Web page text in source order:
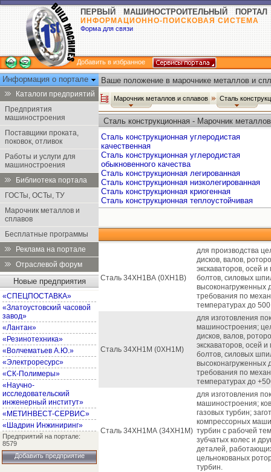
ПЕРВЫЙ МАШИНОСТРОИТЕЛЬНЫЙ ПОРТАЛ
ИНФОРМАЦИОННО-ПОИСКОВАЯ СИСТЕМА
Форма для связи
Добавить в избранное
Информация о портале
Каталоги предприятий
Предприятия
машиностроения
Поставщики проката,
поковок, отливок
Работы и услуги для
машиностроения
Библиотека портала
ГОСТы, ОСТы, ТУ
Марочник металлов и
сплавов
Бесплатные программы
Реклама на портале
Отраслевой форум
Новые предприятия
«СПЕЦПОСТАВКА»
«Златоустовский часовой
завод»
«Лантан»
«Резинотехника»
«Волчематьев А.Ю.»
«Электроресурс»
«СК-Полимеры»
«Научно-
исследовательский
инженерный институт»
«МЕТИНВЕСТ-СЕРВИС»
«Шадрин Инжиниринг»
Предприятий на портале:
8579
Добавить предприятие
Ваше положение в марочнике металлов и
Марочник металлов и сплавов Сталь
Сталь конструкционная - Марочник
Сталь конструкционная углеродистая
качественная
Сталь конструкционная углеродистая
обыкновенного качества
Сталь конструкционная легированная
Сталь конструкционная низколегированная
Сталь конструкционная криогенная
Сталь конструкционная теплоустойчивая
Сталь 34ХН1ВА (0ХН1В)
для производства
дисков, валов,
экскаваторов, осей
болтов, силовых
высоконагруженных
требования по
температурах до
Сталь 34ХН1М (0ХН1М)
для изготовления
машиностроения;
дисков, валов,
экскаваторов, осей
болтов, силовых
высоконагруженных
требования по
температурах до
Сталь 34ХН1МА (34ХН1М)
для изготовления
машиностроения;
газовых турбин;
компрессорных
турбин с рабочей
зубчатых колес и
деталей,
цельнокованых
турбин.